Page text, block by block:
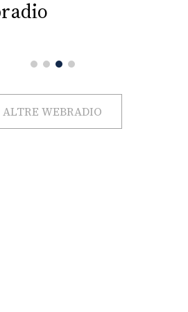
ALTRE WEBRADIO